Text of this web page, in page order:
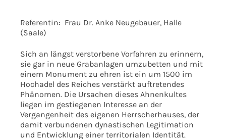
Referentin: Frau Dr. Anke Neugebauer, Halle
(Saale)
Sich an längst verstorbene Vorfahren zu erinnern,
sie gar in neue Grabanlagen umzubetten und mit
einem Monument zu ehren ist ein um 1500 im
Hochadel des Reiches verstärkt auftretendes
Phänomen. Die Ursachen dieses Ahnenkultes
liegen im gestiegenen Interesse an der
Vergangenheit des eigenen Herrscherhauses, der
damit verbundenen dynastischen Legitimation
und Entwicklung einer territorialen Identität.